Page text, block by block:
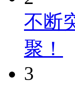
不断
聚！
3